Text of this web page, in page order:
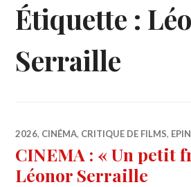
Étiquette :
Serraille
2026, CINÉMA, CRITIQUE DE FILMS,
CINEMA : « Un petit
Léonor Serraille